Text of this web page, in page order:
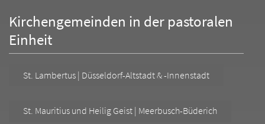
Kirchengemeinden in der pastoralen
Einheit
St. Lambertus | Düsseldorf-Altstadt & -Innenstadt
St. Mauritius und Heilig Geist | Meerbusch-Büderich